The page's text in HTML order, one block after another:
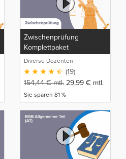
Zwischenprüfung
Komplettpaket
Diverse Dozenten
(19)
154,44€mtl. 29,99 € mtl.
Sie sparen 81 %